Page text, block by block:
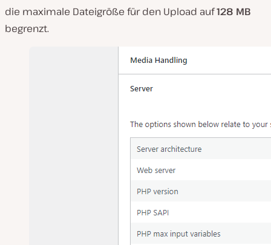
die maximale Dateigröße für den Upload auf128 MB
begrenzt.